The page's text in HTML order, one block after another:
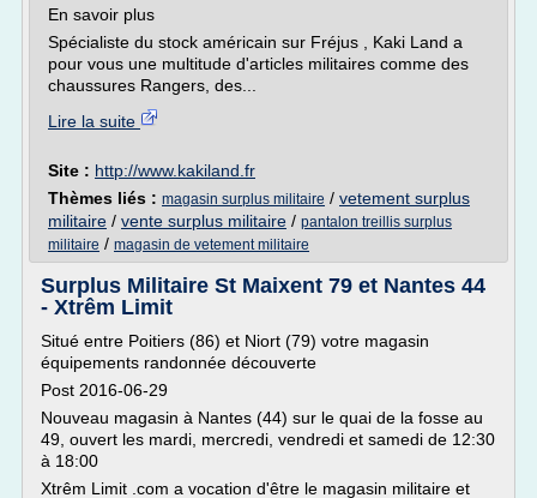
En savoir plus
Spécialiste du stock américain sur Fréjus , Kaki Land a
pour vous une multitude d'articles militaires comme des
chaussures Rangers, des...
Lire la suite
Site : http://www.kakiland.fr
Thèmes liés : magasin surplus militaire / vetement surplus
militaire / vente surplus militaire / pantalon treillis surplus
militaire / magasin de vetement militaire
Surplus Militaire St Maixent 79 et Nantes 44
- Xtrêm Limit
Situé entre Poitiers (86) et Niort (79) votre magasin
équipements randonnée découverte
Post 2016-06-29
Nouveau magasin à Nantes (44) sur le quai de la fosse au
49, ouvert les mardi, mercredi, vendredi et samedi de 12:30
à 18:00
Xtrêm Limit .com a vocation d'être le magasin militaire et